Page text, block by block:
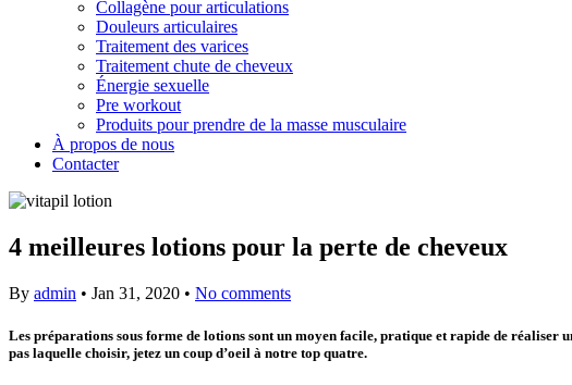
Collagène pour articulations
Douleurs articulaires
Traitement des varices
Traitement chute de cheveux
Énergie sexuelle
Pre workout
Produits pour prendre de la masse musculaire
À propos de nous
Contacter
4 meilleures lotions pour la perte de cheveux
By admin • Jan 31, 2020 • No comments
Les préparations sous forme de lotions sont un moyen facile, pratique et rapide de réaliser
pas laquelle choisir, jetez un coup d’oeil à notre top quatre.